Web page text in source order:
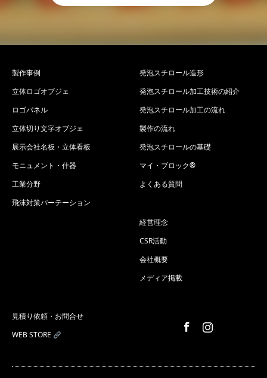
製作事例
立体ロゴオブジェ
ロゴパネル
立体切り文字オブジェ
展示会社名板・立体看板
モニュメント・什器
工業分野
飛沫対策パーテーション
発泡スチロール造形
発泡スチロール加工技術の紹介
発泡スチロール加工の流れ
製作の流れ
発泡スチロールの基礎
マイ・ブロック®
よくある質問
経営理念
CSR活動
会社概要
メディア掲載
見積り依頼・お問合せ
WEB STORE
FacebookInstagram